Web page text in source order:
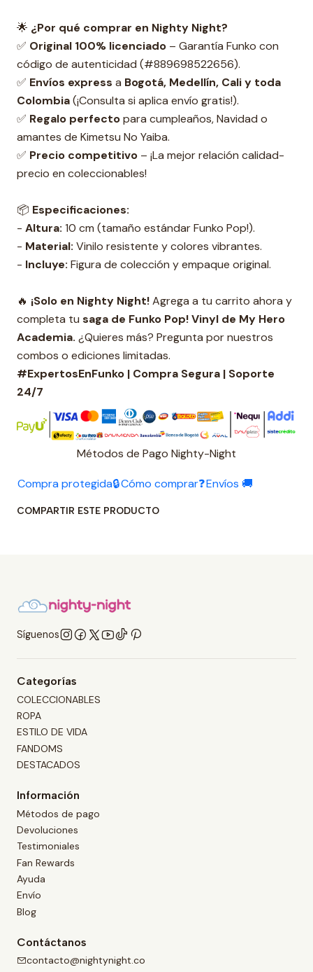
🌟 ¿Por qué comprar en Nighty Night?
✅ Original 100% licenciado – Garantía Funko con
código de autenticidad (#889698522656).
✅ Envíos express a Bogotá, Medellín, Cali y toda
Colombia(¡Consulta si aplica envío gratis!).
✅ Regalo perfectopara cumpleaños, Navidad o
amantes de Kimetsu No Yaiba.
✅ Precio competitivo – ¡La mejor relación calidad-
precio en coleccionables!
📦 Especificaciones:
- Altura: 10 cm (tamaño estándar Funko Pop!).
- Material: Vinilo resistente y colores vibrantes.
- Incluye: Figura de colección y empaque original.
🔥 ¡Solo en Nighty Night!Agrega a tu carrito ahora y
completa tu saga de Funko Pop! Vinyl de My Hero
Academia. ¿Quieres más? Pregunta por nuestros
combos o ediciones limitadas.
#ExpertosEnFunko | Compra Segura | Soporte
24/7
Métodos de Pago Nighty-Night
Compra protegida🔒Cómo comprar❓Envíos 🚚
COMPARTIR ESTE PRODUCTO
Síguenos
Categorías
COLECCIONABLES
ROPA
ESTILO DE VIDA
FANDOMS
DESTACADOS
Información
Métodos de pago
Devoluciones
Testimoniales
Fan Rewards
Ayuda
Envío
Blog
Contáctanos
contacto@nightynight.co